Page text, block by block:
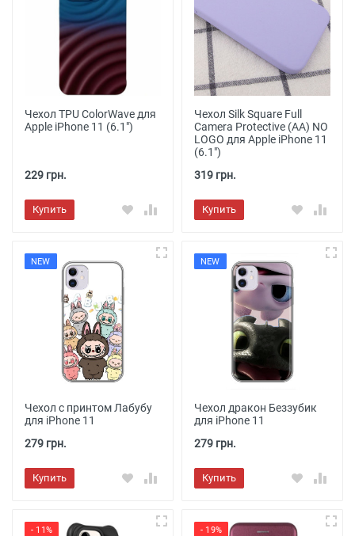
Чехол TPU ColorWave для
Apple iPhone 11 (6.1")
229 грн.
Купить
Чехол Silk Square Full
Camera Protective (AA) NO
LOGO для Apple iPhone 11
(6.1")
319 грн.
Купить
NEW
Чехол с принтом Лабубу
для iPhone 11
279 грн.
Купить
NEW
Чехол дракон Беззубик
для iPhone 11
279 грн.
Купить
- 11% - 19%